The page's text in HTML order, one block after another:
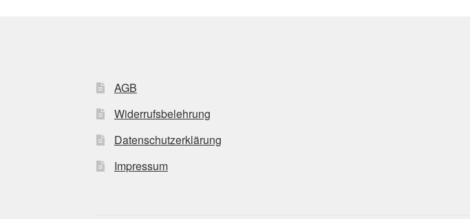
AGB
Widerrufsbelehrung
Datenschutzerklärung
Impressum